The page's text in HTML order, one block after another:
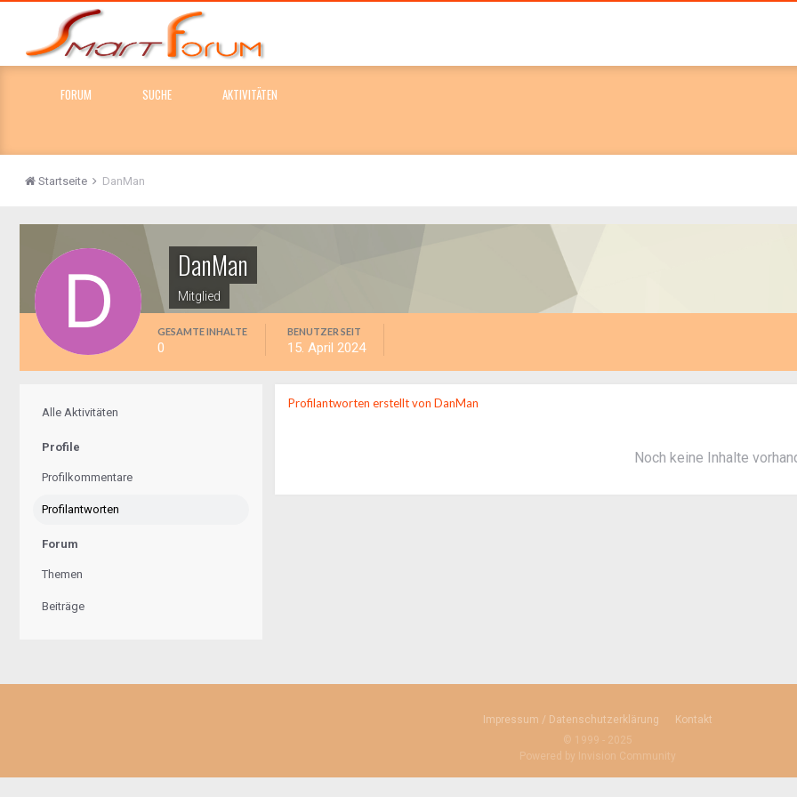
FORUM SUCHE AKTIVITÄTEN
Startseite DanMan
DanMan
Mitglied
GESAMTE INHALTE
0
BENUTZER SEIT
15. April 2024
Alle Aktivitäten
Profile
Profilkommentare
Profilantworten
Forum
Themen
Beiträge
Profilantworten erstellt von DanMan
Noch keine Inhalte
Impressum / Datenschutzerklärung
Kontakt
© 1999 - 2025
Powered by Invision Community